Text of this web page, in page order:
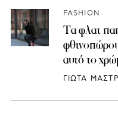
FASHION
Τα φλατ
αυτό το
ΓΙΩΤΑ